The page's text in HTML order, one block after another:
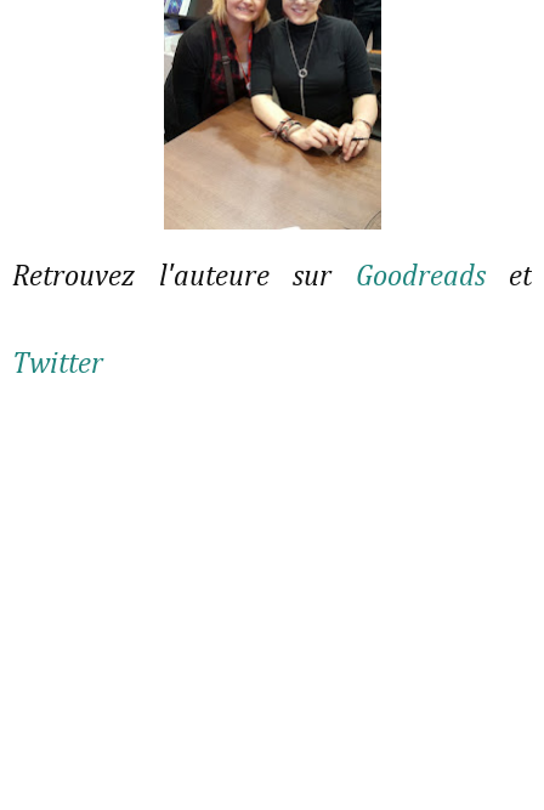
Retrouvez l'auteure sur Goodreadset
Twitter